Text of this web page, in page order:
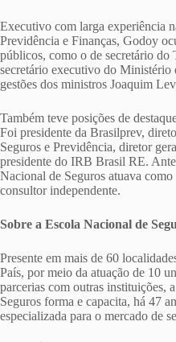
Executivo com larga experiência
Previdência e Finanças, Godoy
públicos, como o de secretário do
secretário executivo do Ministério
gestões dos ministros Joaquim
Também teve posições de
Foi presidente da Brasilprev,
Seguros e Previdência, diretor
presidente do IRB Brasil RE.
Nacional de Seguros atuava
consultor independente.
Sobre a Escola Nacional de
Presente em mais de 60
País, por meio da atuação de 10
parcerias com outras instituições,
Seguros forma e capacita, há 47
especializada para o mercado de